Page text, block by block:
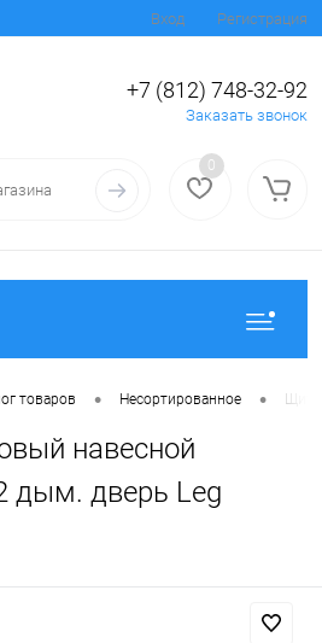
Вход Регистрация
+7 (812) 748-32-92
Заказать звонок
0
товаров • Несортированное •
навесной
дым. дверь Leg